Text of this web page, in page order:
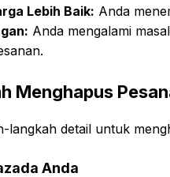
Lebih Baik: Anda
Anda mengalami
Menghapus
langkah detail untuk
Anda